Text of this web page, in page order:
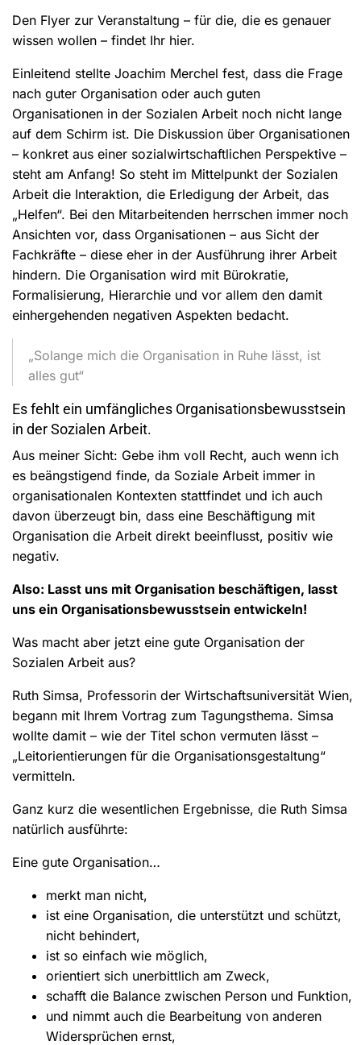
Den Flyer zur Veranstaltung – für die, die es genauer
wissen wollen – findet Ihr hier.
Einleitend stellte Joachim Merchel fest, dass die Frage
nach guter Organisation oder auch guten
Organisationen in der Sozialen Arbeit noch nicht lange
auf dem Schirm ist. Die Diskussion über Organisationen
– konkret aus einer sozialwirtschaftlichen Perspektive –
steht am Anfang! So steht im Mittelpunkt der Sozialen
Arbeit die Interaktion, die Erledigung der Arbeit, das
„Helfen“. Bei den Mitarbeitenden herrschen immer noch
Ansichten vor, dass Organisationen – aus Sicht der
Fachkräfte – diese eher in der Ausführung ihrer Arbeit
hindern. Die Organisation wird mit Bürokratie,
Formalisierung, Hierarchie und vor allem den damit
einhergehenden negativen Aspekten bedacht.
„Solange mich die Organisation in Ruhe lässt, ist
alles gut“
Es fehlt ein umfängliches Organisationsbewusstsein
in der Sozialen Arbeit.
Aus meiner Sicht: Gebe ihm voll Recht, auch wenn ich
es beängstigend finde, da Soziale Arbeit immer in
organisationalen Kontexten stattfindet und ich auch
davon überzeugt bin, dass eine Beschäftigung mit
Organisation die Arbeit direkt beeinflusst, positiv wie
negativ.
Also: Lasst uns mit Organisation beschäftigen, lasst
uns ein Organisationsbewusstsein entwickeln!
Was macht aber jetzt eine gute Organisation der
Sozialen Arbeit aus?
Ruth Simsa, Professorin der Wirtschaftsuniversität Wien,
begann mit Ihrem Vortrag zum Tagungsthema. Simsa
wollte damit – wie der Titel schon vermuten lässt –
„Leitorientierungen für die Organisationsgestaltung“
vermitteln.
Ganz kurz die wesentlichen Ergebnisse, die Ruth Simsa
natürlich ausführte:
Eine gute Organisation…
merkt man nicht,
ist eine Organisation, die unterstützt und schützt,
nicht behindert,
ist so einfach wie möglich,
orientiert sich unerbittlich am Zweck,
schafft die Balance zwischen Person und Funktion,
und nimmt auch die Bearbeitung von anderen
Widersprüchen ernst,